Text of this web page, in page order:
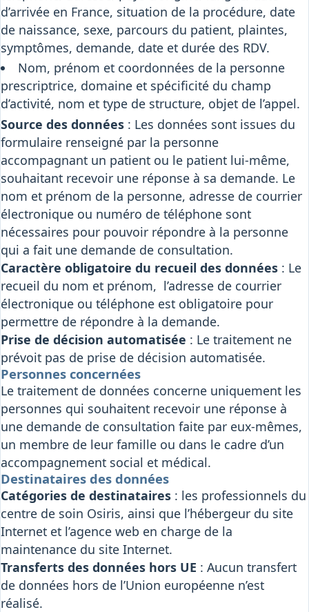
d’arrivée en France, situation de la procédure, date
de naissance, sexe, parcours du patient, plaintes,
symptômes, demande, date et durée des RDV.
Nom, prénom et coordonnées de la personne
prescriptrice, domaine et spécificité du champ
d’activité, nom et type de structure, objet de l’appel.
Source des données : Les données sont issues du
formulaire renseigné par la personne
accompagnant un patient ou le patient lui-même,
souhaitant recevoir une réponse à sa demande. Le
nom et prénom de la personne, adresse de courrier
électronique ou numéro de téléphone sont
nécessaires pour pouvoir répondre à la personne
qui a fait une demande de consultation.
Caractère obligatoire du recueil des données : Le
recueil du nom et prénom, l’adresse de courrier
électronique ou téléphone est obligatoire pour
permettre de répondre à la demande.
Prise de décision automatisée : Le traitement ne
prévoit pas de prise de décision automatisée.
Personnes concernées
Le traitement de données concerne uniquement les
personnes qui souhaitent recevoir une réponse à
une demande de consultation faite par eux-mêmes,
un membre de leur famille ou dans le cadre d’un
accompagnement social et médical.
Destinataires des données
Catégories de destinataires : les professionnels du
centre de soin Osiris, ainsi que l’hébergeur du site
Internet et l’agence web en charge de la
maintenance du site Internet.
Transferts des données hors UE : Aucun transfert
de données hors de l’Union européenne n’est
réalisé.